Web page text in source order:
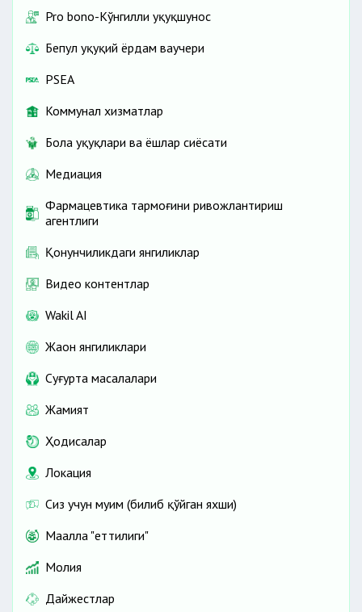
Pro bono-Кўнгилли ҳуқуқшунос
Бепул ҳуқуқий ёрдам ваучери
PSEA
Коммунал хизматлар
Бола ҳуқуқлари ва ёшлар сиёсати
Медиация
Фармацевтика тармоғини ривожлантириш
агентлиги
Қонунчиликдаги янгиликлар
Видео контентлар
Wakil AI
Жаҳон янгиликлари
Cуғурта масалалари
Жамият
Ҳодисалар
Локация
Сиз учун муҳим (билиб қўйган яхши)
Маҳалла "еттилиги"
Молия
Дайжестлар